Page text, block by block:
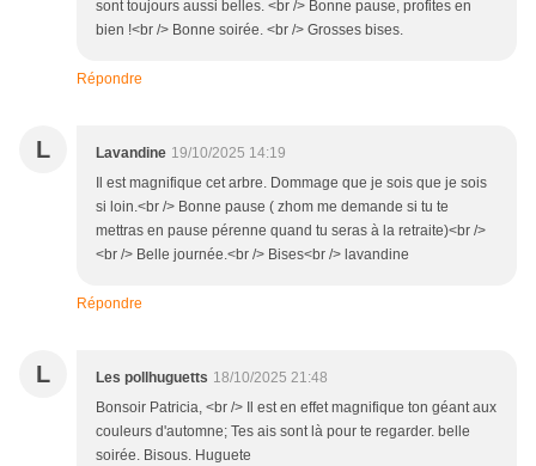
sont toujours aussi belles. <br /> Bonne pause, profites en
bien !<br /> Bonne soirée. <br /> Grosses bises.
Répondre
L Lavandine 19/10/2025 14:19
Il est magnifique cet arbre. Dommage que je sois que je sois
si loin.<br /> Bonne pause ( zhom me demande si tu te
mettras en pause pérenne quand tu seras à la retraite)<br />
<br /> Belle journée.<br /> Bises<br /> lavandine
Répondre
L Les pollhuguetts 18/10/2025 21:48
Bonsoir Patricia, <br /> Il est en effet magnifique ton géant aux
couleurs d'automne; Tes ais sont là pour te regarder. belle
soirée. Bisous. Huguete